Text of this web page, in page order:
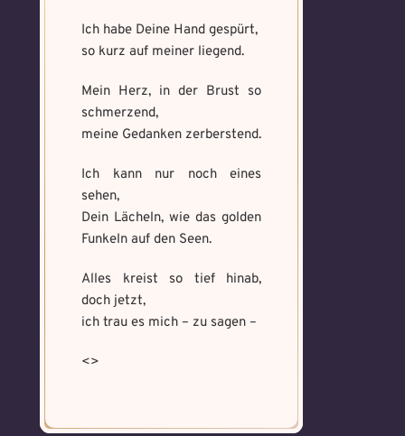
Ich habe Deine Hand gespürt,
so kurz auf meiner liegend.
Mein Herz, in der Brust so
schmerzend,
meine Gedanken zerberstend.
Ich kann nur noch eines
sehen,
Dein Lächeln, wie das golden
Funkeln auf den Seen.
Alles kreist so tief hinab,
doch jetzt,
ich trau es mich – zu sagen –
<>